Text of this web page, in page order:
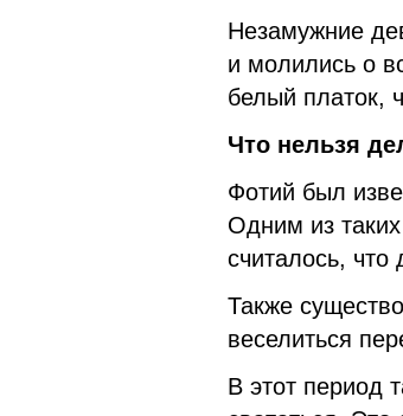
Незамужние
и молились о
белый платок,
Что нельзя
Фотий был
Одним из
считалось, что
Также
веселиться
В этот период